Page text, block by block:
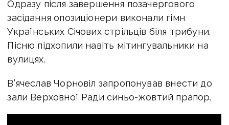
Одразу після завершення позачергового
засідання опозиціонери виконали гімн
Українських Січових стрільців біля трибуни.
Пісню підхопили навіть мітингувальники на
вулицях.
В’ячеслав Чорновіл запропонував внести до
зали Верховної Ради синьо-жовтий прапор.